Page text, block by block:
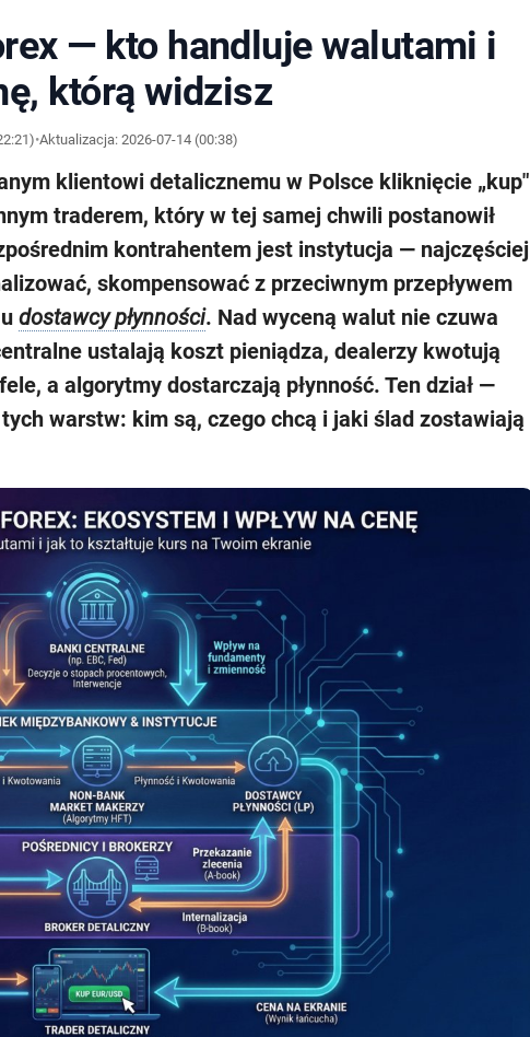
— kto handluje walutami i
którą widzisz
•Aktualizacja: 2026-07-14 (00:38)
klientowi detalicznemu w Polsce kliknięcie „kup"
traderem, który w tej samej chwili postanowił
kontrahentem jest instytucja — najczęściej
skompensować z przeciwnym przepływem
dostawcy płynności. Nad wyceną walut nie czuwa
ustalają koszt pieniądza, dealerzy kwotują
a algorytmy dostarczają płynność. Ten dział —
warstw: kim są, czego chcą i jaki ślad zostawiają